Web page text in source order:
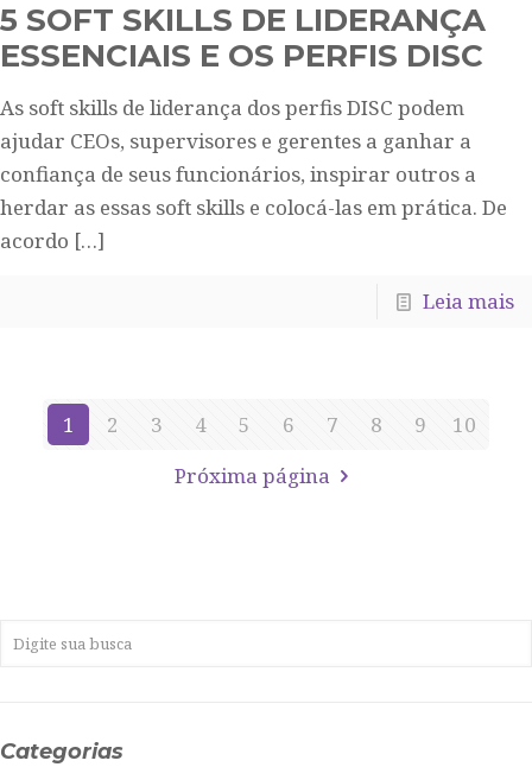
5 SOFT SKILLS DE LIDERANÇA
ESSENCIAIS E OS PERFIS DISC
As soft skills de liderança dos perfis DISC podem
ajudar CEOs, supervisores e gerentes a ganhar a
confiança de seus funcionários, inspirar outros a
herdar as essas soft skills e colocá-las em prática. De
acordo […]
Leia mais
1 2 3 4 5 6 7 8 9
10
Próxima página
Categorias